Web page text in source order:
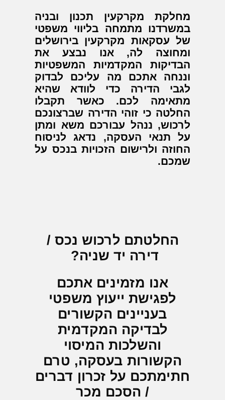
מחלקת מקרקעין תכנון ובניה
במשרדנו מתמחה בליווי משפטי
של עסקאות מקרקעין בירושלים
ומחוצה לה, אנו נבצע את
הבדיקות המקדמיות המשפטיות
וננחה אתכם מה עליכם לבדוק
לגבי הדירה כדי לוודא שהיא
מתאימה לכם. כאשר תקבלו
החלטה כי זוהי הדירה שברצונכם
לרכוש, ננהל עבורכם משא ומתן
על תנאי העסקה, נדאג לניסוח
החוזה ולרישום הזכויות בנכס על
שמכם.
החלטתם לרכוש נכס /
דירה יד שניה?
אנו מזמינים אתכם
לפגישת ייעוץ משפטי
בעניינים הקשורים
לבדיקה המקדמית
והשלכות המיסוי
הקשורות בעסקה, טרם
חתימתכם על זכרון דברים
/ הסכם מכר